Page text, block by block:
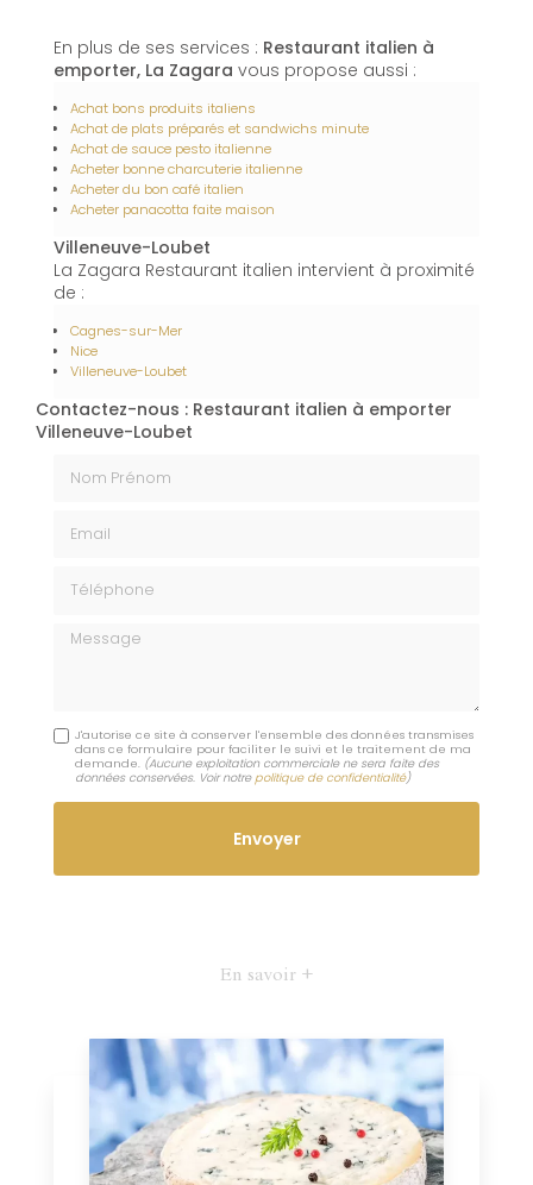
En plus de ses services : Restaurant italien à
emporter, La Zagara vous propose aussi :
Achat bons produits italiens
Achat de plats préparés et sandwichs minute
Achat de sauce pesto italienne
Acheter bonne charcuterie italienne
Acheter du bon café italien
Acheter panacotta faite maison
Villeneuve-Loubet
La Zagara Restaurant italien intervient à proximité
de :
Cagnes-sur-Mer
Nice
Villeneuve-Loubet
Contactez-nous : Restaurant italien à emporter
Villeneuve-Loubet
Message
J'autorise ce site à conserver l'ensemble des données transmises
dans ce formulaire pour faciliter le suivi et le traitement de ma
demande. (Aucune exploitation commerciale ne sera faite des
données conservées. Voir notre politique de confidentialité)
En savoir +